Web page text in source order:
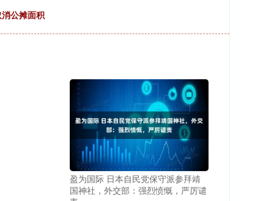
公摊面积
盈为国际 日本自民党保守派参拜靖
国神社，外交部：强烈愤慨，严厉谴